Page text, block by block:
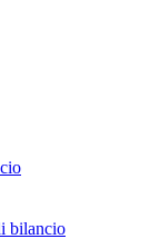
bilancio